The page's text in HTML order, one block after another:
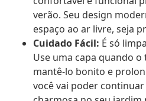
verão. Seu design
espaço ao ar livre, seja
Cuidado Fácil: É só
Use uma capa quando
mantê-lo bonito e
você vai poder